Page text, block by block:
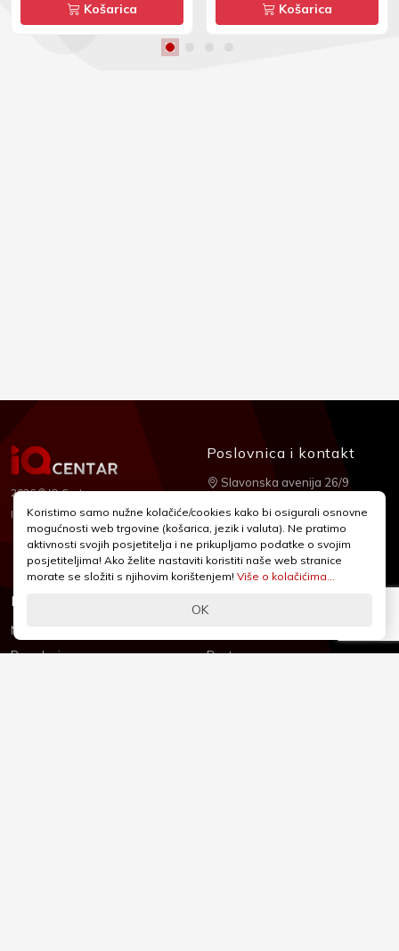
Košarica Košarica
2026 © IQ Centar
Izrada:Nubilus
Informacije
Novosti & Promocije
Brandovi
Podrška
Dostava
Poslovnica i kontakt
Slavonska avenija 26/9
+385 1 2455 950
webshop@iqcentar.hr
Pon - Pet od 9 - 17h
Koristimo samo nužne kolačiće/cookies kako bi osigurali osnovne
mogućnosti web trgovine (košarica, jezik i valuta). Ne pratimo
aktivnosti svojih posjetitelja i ne prikupljamo podatke o svojim
posjetiteljima! Ako želite nastaviti koristiti naše web stranice
morate se složiti s njihovim korištenjem! Više o kolačićima...
OK